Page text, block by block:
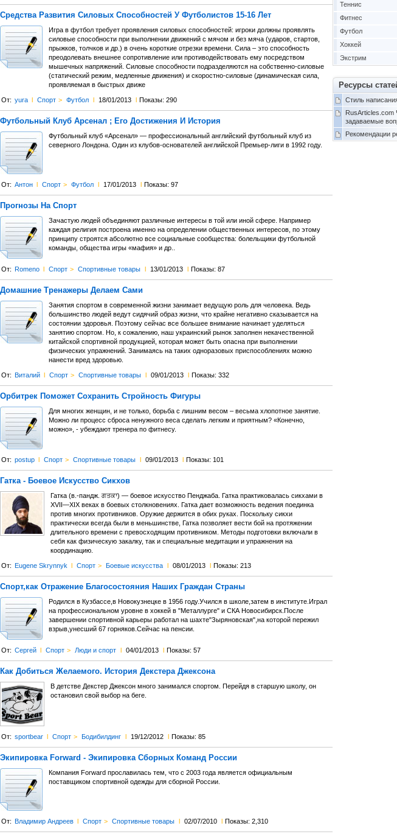
Средства Развития Силовых Способностей У Футболистов 15-16 Лет
Игра в футбол требует проявления силовых способностей: игроки должны проявлять
силовые способности при выполнении движений с мячом и без мяча (ударов, стартов,
прыжков, толчков и др.) в очень короткие отрезки времени. Сила – это способность
преодолевать внешнее сопротивление или противодействовать ему посредством
мышечных напряжений. Силовые способности подразделяются на собственно-силовые
(статический режим, медленные движения) и скоростно-силовые (динамическая сила,
проявляемая в быстрых движе
От: yura l Спорт > Футбол l 18/01/2013 l Показы: 290
Футбольный Клуб Арсенал ; Его Достижения И История
Футбольный клуб «Арсенал» — профессиональный английский футбольный клуб из
северного Лондона. Один из клубов-основателей английской Премьер-лиги в 1992 году.
От: Антон l Спорт > Футбол l 17/01/2013 l Показы: 97
Прогнозы На Спорт
Зачастую людей объединяют различные интересы в той или иной сфере. Например
каждая религия построена именно на определении общественных интересов, по этому
принципу строятся абсолютно все социальные сообщества: болельщики футбольной
команды, общества игры «мафия» и др..
От: Romeno l Спорт > Спортивные товары l 13/01/2013 l Показы: 87
Домашние Тренажеры Делаем Сами
Занятия спортом в современной жизни занимает ведущую роль для человека. Ведь
большинство людей ведут сидячий образ жизни, что крайне негативно сказывается на
состоянии здоровья. Поэтому сейчас все большее внимание начинает уделяться
занятию спортом. Но, к сожалению, наш украинский рынок заполнен некачественной
китайской спортивной продукцией, которая может быть опасна при выполнении
физических упражнений. Занимаясь на таких одноразовых приспособлениях можно
нанести вред здоровью.
От: Виталий l Спорт > Спортивные товары l 09/01/2013 l Показы: 332
Орбитрек Поможет Сохранить Стройность Фигуры
Для многих женщин, и не только, борьба с лишним весом – весьма хлопотное занятие.
Можно ли процесс сброса ненужного веса сделать легким и приятным? «Конечно,
можно», - убеждают тренера по фитнесу.
От: postup l Спорт > Спортивные товары l 09/01/2013 l Показы: 101
Гатка - Боевое Искусство Сикхов
Гатка (в.-пандж. ਗਤਕਾ) — боевое искусство Пенджаба. Гатка практиковалась сикхами в
XVII—XIX веках в боевых столкновениях. Гатка дает возможность ведения поединка
против многих противников. Оружие держится в обих руках. Поскольку сикхи
практически всегда были в меньшинстве, Гатка позволяет вести бой на протяжении
длительного времени с превосходящим противником. Методы подготовки включали в
себя как физическую закалку, так и специальные медитации и упражнения на
координацию.
От: Eugene Skrynnyk l Спорт > Боевые искусства l 08/01/2013 l Показы: 213
Спорт,как Отражение Благосостояния Наших Граждан Страны
Родился в Кузбассе,в Новокузнецке в 1956 году.Учился в школе,затем в институте.Играл
на профессиональном уровне в хоккей в "Металлурге" и СКА Новосибирск.После
завершении спортивной карьеры работал на шахте"Зыряновская",на которой пережил
взрыв,унесший 67 горняков.Сейчас на пенсии.
От: Сергей l Спорт > Люди и спорт l 04/01/2013 l Показы: 57
Как Добиться Желаемого. История Декстера Джексона
В детстве Декстер Джексон много занимался спортом. Перейдя в старшую школу, он
остановил свой выбор на беге.
От: sportbear l Спорт > Бодибилдинг l 19/12/2012 l Показы: 85
Экипировка Forward - Экипировка Сборных Команд России
Компания Forward прославилась тем, что с 2003 года является официальным
поставщиком спортивной одежды для сборной России.
От: Владимир Андреев l Спорт > Спортивные товары l 02/07/2010 l Показы: 2,310
Теннис
Фитнес
Футбол
Хоккей
Экстрим
Ресурсы
Стиль
RusArticles.com
задаваемые
Рекомендации